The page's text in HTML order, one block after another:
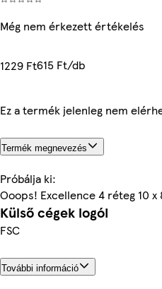
Még nem érkezett értékelés
1229 Ft615 Ft/db
Ez a termék jelenleg nem
Termék megnevezés
Próbálja ki:
Ooops! Excellence 4 réteg 10
Külső cégek logói
FSC
További információ